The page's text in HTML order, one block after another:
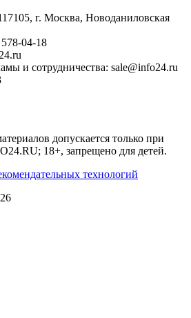
г. Москва, Новоданиловская
04-18
и сотрудничества: sale@info24.ru
допускается только при
18+, запрещено для детей.
технологий